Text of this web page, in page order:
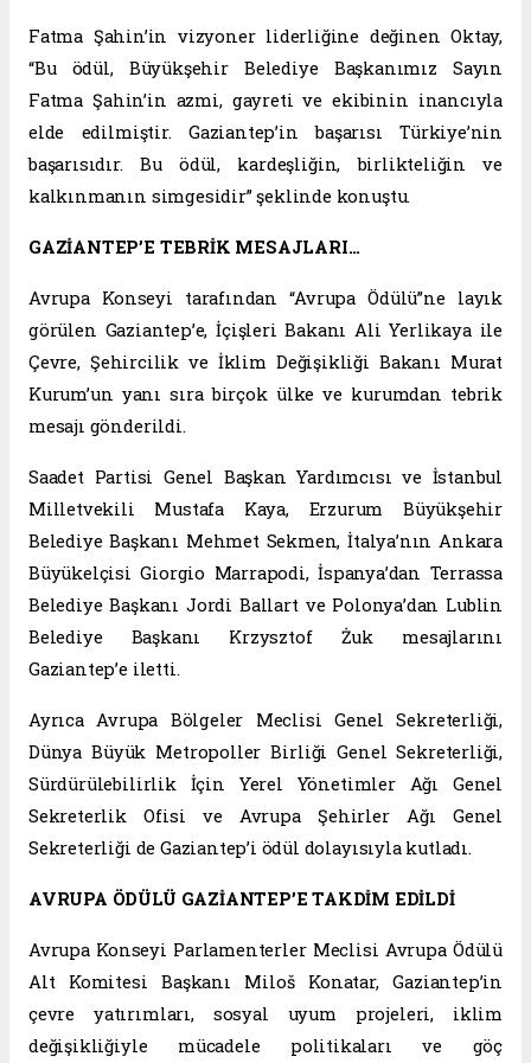
Fatma Şahin’in vizyoner liderliğine değinen Oktay,
“Bu ödül, Büyükşehir Belediye Başkanımız Sayın
Fatma Şahin’in azmi, gayreti ve ekibinin inancıyla
elde edilmiştir. Gaziantep’in başarısı Türkiye’nin
başarısıdır. Bu ödül, kardeşliğin, birlikteliğin ve
kalkınmanın simgesidir” şeklinde konuştu.
GAZİANTEP’E TEBRİK MESAJLARI…
Avrupa Konseyi tarafından “Avrupa Ödülü”ne layık
görülen Gaziantep’e, İçişleri Bakanı Ali Yerlikaya ile
Çevre, Şehircilik ve İklim Değişikliği Bakanı Murat
Kurum’un yanı sıra birçok ülke ve kurumdan tebrik
mesajı gönderildi.
Saadet Partisi Genel Başkan Yardımcısı ve İstanbul
Milletvekili Mustafa Kaya, Erzurum Büyükşehir
Belediye Başkanı Mehmet Sekmen, İtalya’nın Ankara
Büyükelçisi Giorgio Marrapodi, İspanya’dan Terrassa
Belediye Başkanı Jordi Ballart ve Polonya’dan Lublin
Belediye Başkanı Krzysztof Żuk mesajlarını
Gaziantep’e iletti.
Ayrıca Avrupa Bölgeler Meclisi Genel Sekreterliği,
Dünya Büyük Metropoller Birliği Genel Sekreterliği,
Sürdürülebilirlik İçin Yerel Yönetimler Ağı Genel
Sekreterlik Ofisi ve Avrupa Şehirler Ağı Genel
Sekreterliği de Gaziantep’i ödül dolayısıyla kutladı.
AVRUPA ÖDÜLÜ GAZİANTEP’E TAKDİM EDİLDİ
Avrupa Konseyi Parlamenterler Meclisi Avrupa Ödülü
Alt Komitesi Başkanı Miloš Konatar, Gaziantep’in
çevre yatırımları, sosyal uyum projeleri, iklim
değişikliğiyle mücadele politikaları ve göç